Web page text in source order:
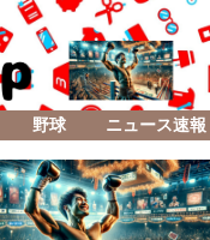
野球 ニュース速報